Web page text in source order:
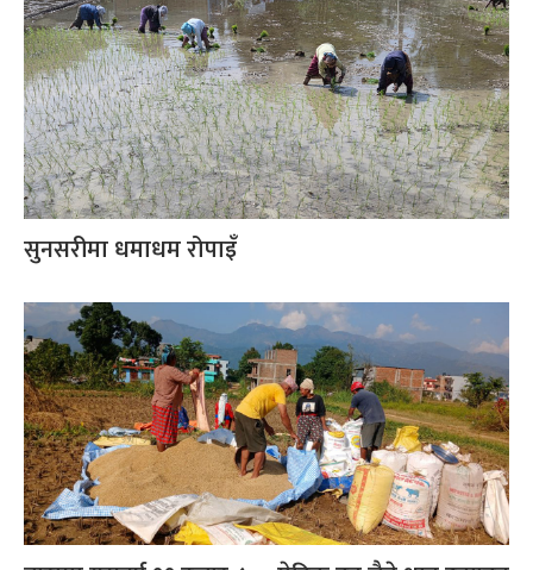
सुनसरीमा धमाधम रोपाइँ